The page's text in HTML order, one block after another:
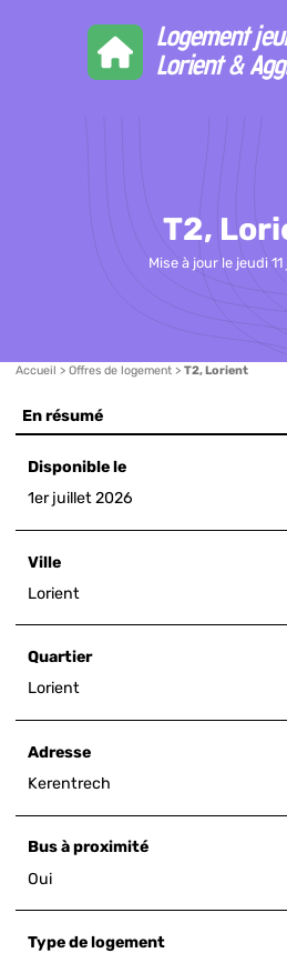
T2,
Mise à jour le jeudi
Accueil >Offres de logement >T2, Lorient
En résumé
Disponible le
1er juillet 2026
Ville
Lorient
Quartier
Lorient
Adresse
Kerentrech
Bus à proximité
Oui
Type de logement